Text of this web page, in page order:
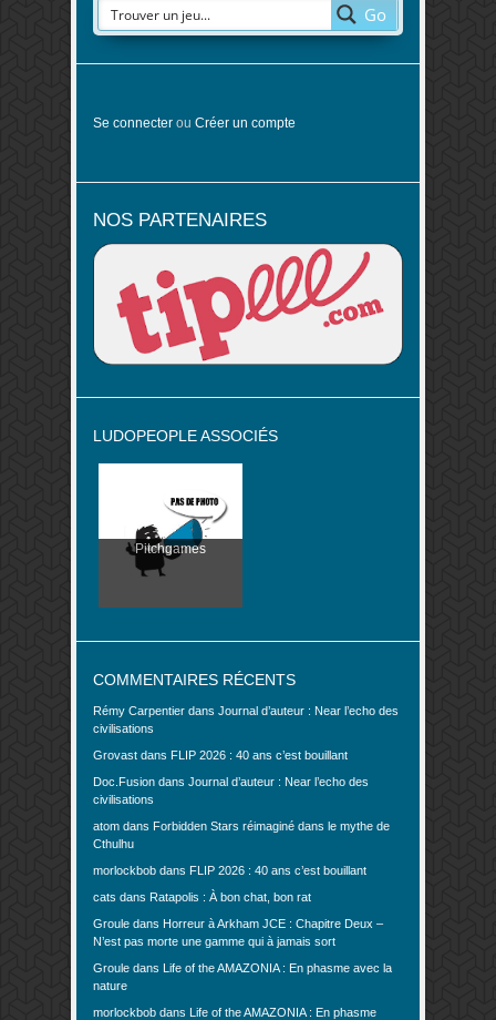
Go
Se connecter ou Créer un compte
NOS PARTENAIRES
LUDOPEOPLE ASSOCIÉS
Pitchgames
COMMENTAIRES RÉCENTS
Rémy Carpentier dans Journal d’auteur : Near l’echo des
civilisations
Grovast dans FLIP 2026 : 40 ans c’est bouillant
Doc.Fusion dans Journal d’auteur : Near l’echo des
civilisations
atom dans Forbidden Stars réimaginé dans le mythe de
Cthulhu
morlockbob dans FLIP 2026 : 40 ans c’est bouillant
cats dans Ratapolis : À bon chat, bon rat
Groule dans Horreur à Arkham JCE : Chapitre Deux –
N’est pas morte une gamme qui à jamais sort
Groule dans Life of the AMAZONIA : En phasme avec la
nature
morlockbob dans Life of the AMAZONIA : En phasme